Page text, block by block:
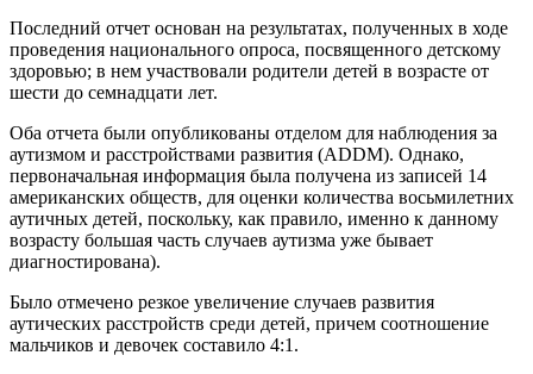
Последний отчет основан на результатах, полученных в ходе
проведения национального опроса, посвященного детскому
здоровью; в нем участвовали родители детей в возрасте от
шести до семнадцати лет.
Оба отчета были опубликованы отделом для наблюдения за
аутизмом и расстройствами развития (ADDM). Однако,
первоначальная информация была получена из записей 14
американских обществ, для оценки количества восьмилетних
аутичных детей, поскольку, как правило, именно к данному
возрасту большая часть случаев аутизма уже бывает
диагностирована).
Было отмечено резкое увеличение случаев развития
аутических расстройств среди детей, причем соотношение
мальчиков и девочек составило 4:1.